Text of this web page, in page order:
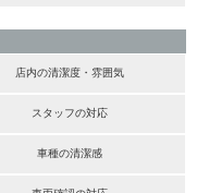
店内の清潔度・雰囲気
スタッフの対応
車種の清潔感